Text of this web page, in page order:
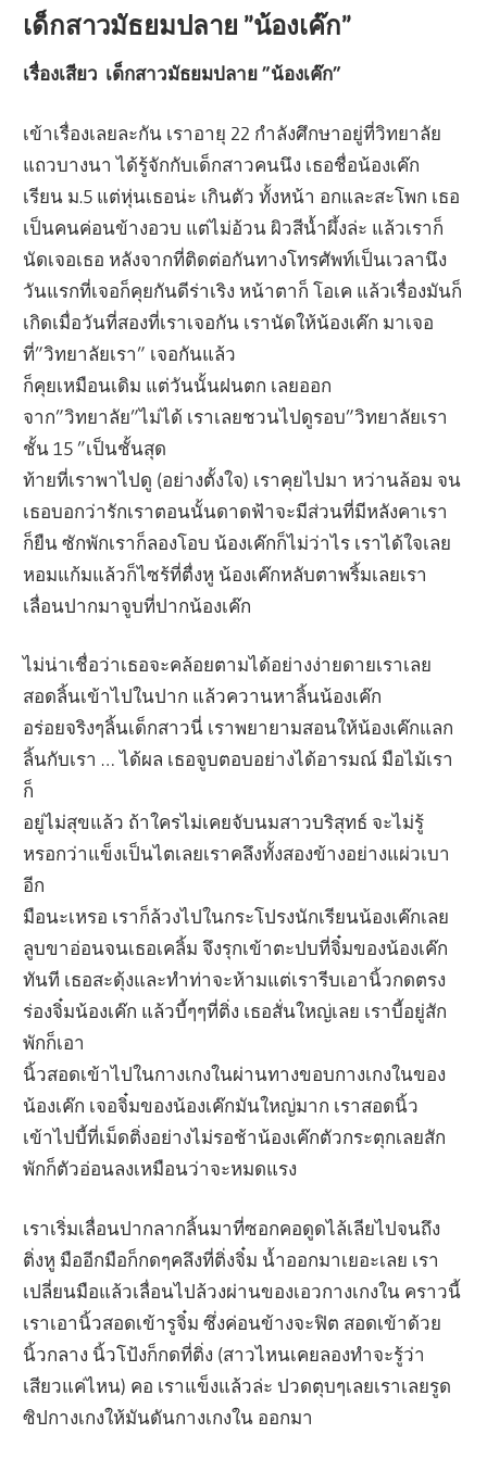
เด็กสาวมัธยมปลาย ”น้องเค๊ก”
เรื่องเสียว เด็กสาวมัธยมปลาย ”น้องเค๊ก”
เข้าเรื่องเลยละกัน เราอายุ 22 กำลังศึกษาอยู่ที่วิทยาลัย
แถวบางนา ได้รู้จักกับเด็กสาวคนนึง เธอชื่อน้องเค๊ก
เรียน ม.5 แต่หุ่นเธอน่ะ เกินตัว ทั้งหน้า อกและสะโพก เธอ
เป็นคนค่อนข้างอวบ แต่ไม่อ้วน ผิวสีน้ำผึ้งล่ะ แล้วเราก็
นัดเจอเธอ หลังจากที่ติดต่อกันทางโทรศัพท์เป็นเวลานึง
วันแรกที่เจอก็คุยกันดีร่าเริง หน้าตาก็ โอเค แล้วเรื่องมันก็
เกิดเมื่อวันที่สองที่เราเจอกัน เรานัดให้น้องเค๊ก มาเจอ
ที่”วิทยาลัยเรา” เจอกันแล้ว
ก็คุยเหมือนเดิม แต่วันนั้นฝนตก เลยออก
จาก”วิทยาลัย”ไม่ได้ เราเลยชวนไปดูรอบ”วิทยาลัยเรา
ชั้น 15 ”เป็นชั้นสุด
ท้ายที่เราพาไปดู (อย่างตั้งใจ) เราคุยไปมา หว่านล้อม จน
เธอบอกว่ารักเราตอนนั้นดาดฟ้าจะมีส่วนที่มีหลังคาเรา
ก็ยืน ซักพักเราก็ลองโอบ น้องเค๊กก็ไม่ว่าไร เราได้ใจเลย
หอมแก้มแล้วก็ไซร้ที่ตื่งหู น้องเค๊กหลับตาพริ้มเลยเรา
เลื่อนปากมาจูบที่ปากน้องเค๊ก
ไม่น่าเชื่อว่าเธอจะคล้อยตามได้อย่างง่ายดายเราเลย
สอดลิ้นเข้าไปในปาก แล้วควานหาลิ้นน้องเค๊ก
อร่อยจริงๆลิ้นเด็กสาวนี่ เราพยายามสอนให้น้องเค๊กแลก
ลิ้นกับเรา … ได้ผล เธอจูบตอบอย่างได้อารมณ์ มือไม้เรา
ก็
อยู่ไม่สุขแล้ว ถ้าใครไม่เคยจับนมสาวบริสุทธ์ จะไม่รู้
หรอกว่าแข็งเป็นไตเลยเราคลึงทั้งสองข้างอย่างแผ่วเบา
อีก
มือนะเหรอ เราก็ล้วงไปในกระโปรงนักเรียนน้องเค๊กเลย
ลูบขาอ่อนจนเธอเคลิ้ม จึงรุกเข้าตะปบที่จิ๋มของน้องเค๊ก
ทันที เธอสะดุ้งและทำท่าจะห้ามแต่เรารีบเอานิ้วกดตรง
ร่องจิ๋มน้องเค๊ก แล้วบี้ๆๆที่ติ่ง เธอสั่นใหญ่เลย เราบี้อยู่สัก
พักก็เอา
นิ้วสอดเข้าไปในกางเกงในผ่านทางขอบกางเกงในของ
น้องเค๊ก เจอจิ๋มของน้องเค๊กมันใหญ่มาก เราสอดนิ้ว
เข้าไปบี้ที่เม็ดติ่งอย่างไม่รอช้าน้องเค๊กตัวกระตุกเลยสัก
พักก็ตัวอ่อนลงเหมือนว่าจะหมดแรง
เราเริ่มเลื่อนปากลากลิ้นมาที่ซอกคอดูดไล้เลียไปจนถึง
ติ่งหู มืออีกมือก็กดๆคลึงที่ติ่งจิ๋ม น้ำออกมาเยอะเลย เรา
เปลี่ยนมือแล้วเลื่อนไปล้วงผ่านของเอวกางเกงใน คราวนี้
เราเอานิ้วสอดเข้ารูจิ๋ม ซึ่งค่อนข้างจะฟิต สอดเข้าด้วย
นิ้วกลาง นิ้วโป้งก็กดที่ติ่ง (สาวไหนเคยลองทำจะรู้ว่า
เสียวแค่ไหน) คอ เราแข็งแล้วล่ะ ปวดตุบๆเลยเราเลยรูด
ซิปกางเกงให้มันดันกางเกงใน ออกมา